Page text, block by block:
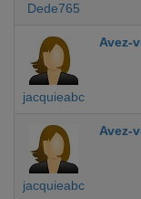
Dede765
jacquieabc
Avez-
jacquieabc
Avez-